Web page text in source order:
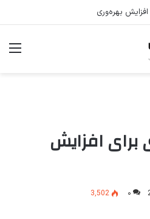
برای افزایش
۰
3,502